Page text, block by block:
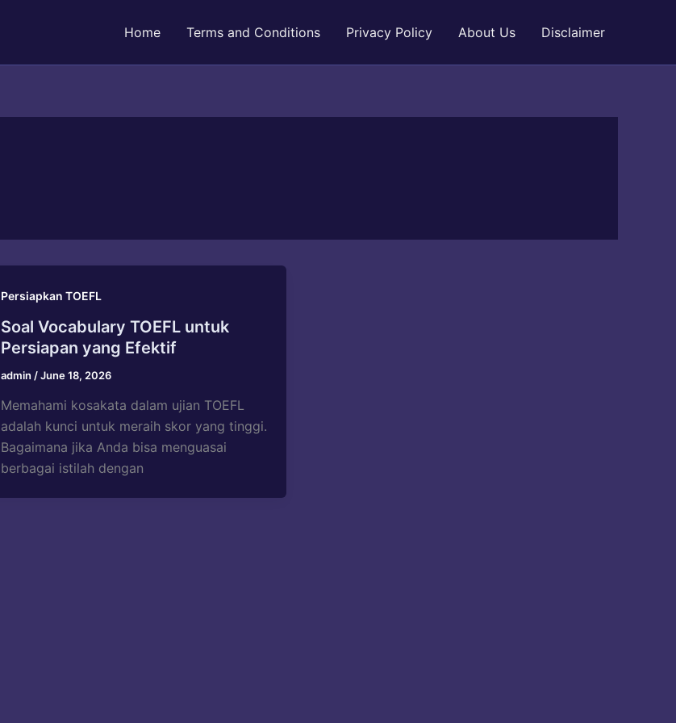
Home Terms and Conditions Privacy Policy About Us Disclaimer
Persiapkan TOEFL
Soal Vocabulary TOEFL untuk
Persiapan yang Efektif
admin /June 18, 2026
Memahami kosakata dalam ujian TOEFL
adalah kunci untuk meraih skor yang tinggi.
Bagaimana jika Anda bisa menguasai
berbagai istilah dengan